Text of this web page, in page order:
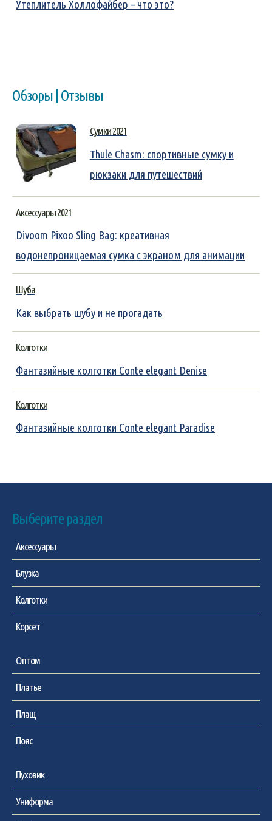
Утеплитель Холлофайбер – что это?
Обзоры | Отзывы
Сумки 2021
Thule Chasm: спортивные сумку и
рюкзаки для путешествий
Аксессуары 2021
Divoom Pixoo Sling Bag: креативная
водонепроницаемая сумка с экраном для анимации
Шуба
Как выбрать шубу и не прогадать
Колготки
Фантазийные колготки Conte elegant Denise
Колготки
Фантазийные колготки Conte elegant Paradise
Выберите раздел
Аксессуары
Блузка
Колготки
Корсет
Оптом
Платье
Плащ
Пояс
Пуховик
Униформа